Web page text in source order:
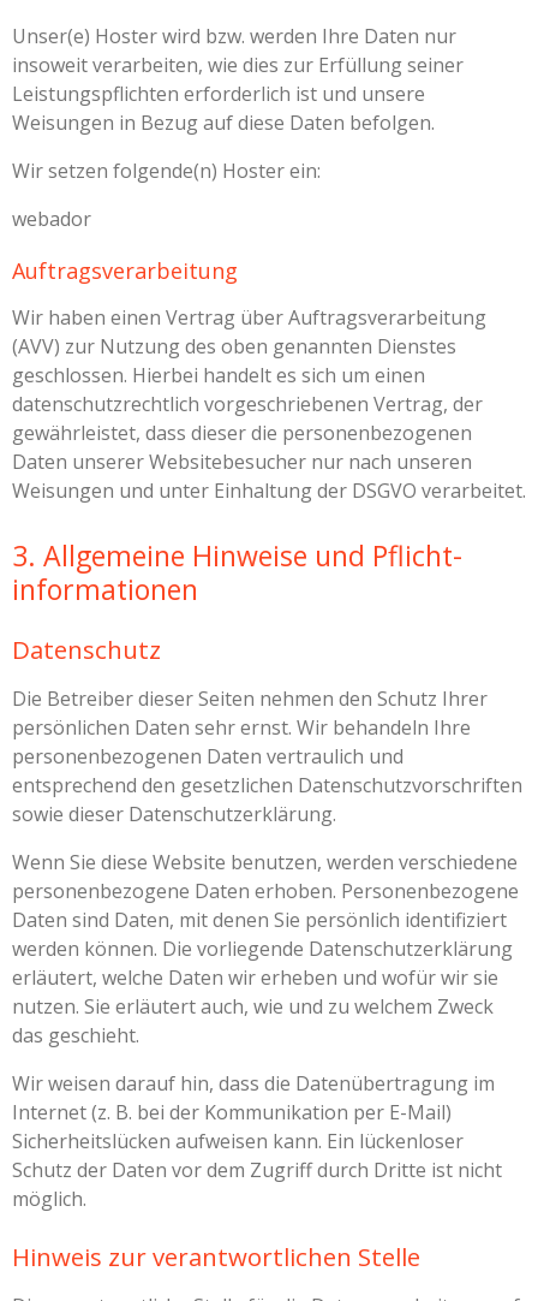
Unser(e) Hoster wird bzw. werden Ihre Daten nur
insoweit verarbeiten, wie dies zur Erfüllung seiner
Leistungspflichten erforderlich ist und unsere
Weisungen in Bezug auf diese Daten befolgen.
Wir setzen folgende(n) Hoster ein:
webador
Auftragsverarbeitung
Wir haben einen Vertrag über Auftragsverarbeitung
(AVV) zur Nutzung des oben genannten Dienstes
geschlossen. Hierbei handelt es sich um einen
datenschutzrechtlich vorgeschriebenen Vertrag, der
gewährleistet, dass dieser die personenbezogenen
Daten unserer Websitebesucher nur nach unseren
Weisungen und unter Einhaltung der DSGVO verarbeitet.
3. Allgemeine Hinweise und Pflicht­
informationen
Datenschutz
Die Betreiber dieser Seiten nehmen den Schutz Ihrer
persönlichen Daten sehr ernst. Wir behandeln Ihre
personenbezogenen Daten vertraulich und
entsprechend den gesetzlichen Datenschutzvorschriften
sowie dieser Datenschutzerklärung.
Wenn Sie diese Website benutzen, werden verschiedene
personenbezogene Daten erhoben. Personenbezogene
Daten sind Daten, mit denen Sie persönlich identifiziert
werden können. Die vorliegende Datenschutzerklärung
erläutert, welche Daten wir erheben und wofür wir sie
nutzen. Sie erläutert auch, wie und zu welchem Zweck
das geschieht.
Wir weisen darauf hin, dass die Datenübertragung im
Internet (z. B. bei der Kommunikation per E-Mail)
Sicherheitslücken aufweisen kann. Ein lückenloser
Schutz der Daten vor dem Zugriff durch Dritte ist nicht
möglich.
Hinweis zur verantwortlichen Stelle